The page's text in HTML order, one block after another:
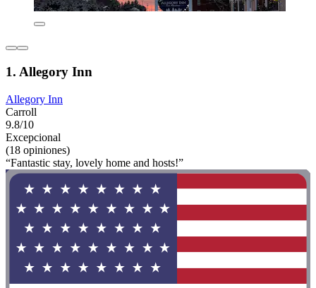
1. Allegory Inn
Allegory Inn
Carroll
9.8/10
Excepcional
(18 opiniones)
“Fantastic stay, lovely home and hosts!”